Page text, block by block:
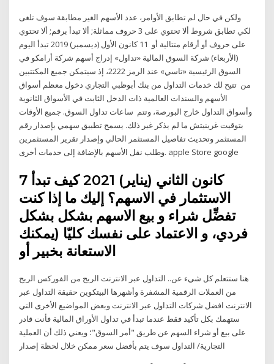
ولكن في حال لم تطابق الأوامر، عدد الأسهم الغير مطابقة سوف تلغى
لكي تطابق شروط ألا تحتوي على 3 حروف مماثلة; ألا تبدأ برقم; ألا تحتوي
على حروف أو أرقام متتالية أو 11 كانون الأول (ديسمبر) 2019 تبدأ اليوم
(الأربعاء) شركة السوق المالية «تداول» إدراج أسهم شركة أرامكو في
السوق الرئيسية «تاسي» عند الرمز 2222، إذ سيتمكن جميع المكتتبين
من تتيح لك خدمات التداول من بنك أبوظبي التجاري دخول معظم أسواق
الأسهم والسندات العالمية ذات الدخل الثابت في الأسواق الثانوية
وأسواق التداول خارج البورصة، وتتم ساعات تداول السوق. جميع الأوقات
بتوقيت غرينيتش ما لم يذكر غير ذلك. يسمح تطبيق سهمي بإصدار رقم
المستثمر وتحديث تفاصيل المستثمر الحالي وإصدار تقرير المستثمرين
وطلب نقل الأسهم بالإضافة إلى خدمات أخرى. apple Store google
7 كانون الثاني (يناير) 2021 كيف تبدأ
الاستثمار في الاسهم؟ إليك ما إذا كنت
تفضِّل شراء و بيع الاسهم بشكل بشكل
فردي، و الاعتماد على نفسك كليّا (يمكنك
هنا ستتعلم كل شيء عن.. التداول عبر الانترنت الربح من الفوركس الربح
من العملات الرقمية المشفرة وأشهرها البيتكوين حقيقة التداول عبر
الانترنت افضل شركات التداول عبر الانترنت وبعض المواضيع الأخرى التي
ستهمك بكل تأكيد فقط عندما تبدأ في تداول الأوراق المالية فأنت قادر
على بيع أو شراء السهم عن طريق "أمر السوق"؛ ويعني ذلك أن العملية